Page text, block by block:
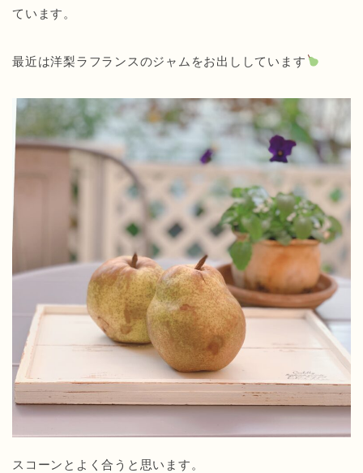
ています。
最近は洋梨ラフランスのジャムをお出ししています
スコーンとよく合うと思います。